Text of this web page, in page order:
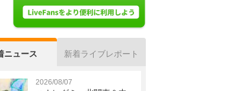
ニュース 新着ライブレポート
2026/08/07